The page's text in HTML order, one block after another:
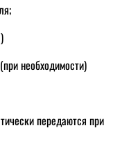
необходимости)
передаются при